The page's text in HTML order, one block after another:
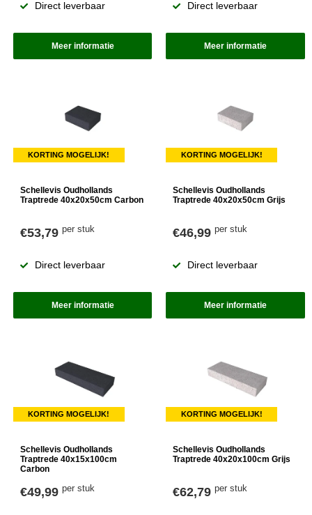
Direct leverbaar
Meer informatie
Direct leverbaar
Meer informatie
KORTING MOGELIJK!
Schellevis Oudhollands
Traptrede 40x20x50cm Carbon
€53,79 per stuk
Direct leverbaar
Meer informatie
KORTING MOGELIJK!
Schellevis Oudhollands
Traptrede 40x20x50cm Grijs
€46,99per stuk
Direct leverbaar
Meer informatie
KORTING MOGELIJK!
Schellevis Oudhollands
Traptrede 40x15x100cm
Carbon
€49,99 per stuk
KORTING MOGELIJK!
Schellevis Oudhollands
Traptrede 40x20x100cm Grijs
€62,79per stuk